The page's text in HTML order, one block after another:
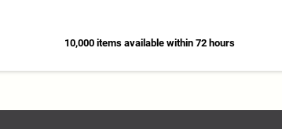
10,000 items available within 72 hours